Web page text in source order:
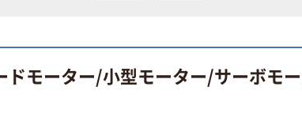
ドモーター/小型モーター/サーボモ